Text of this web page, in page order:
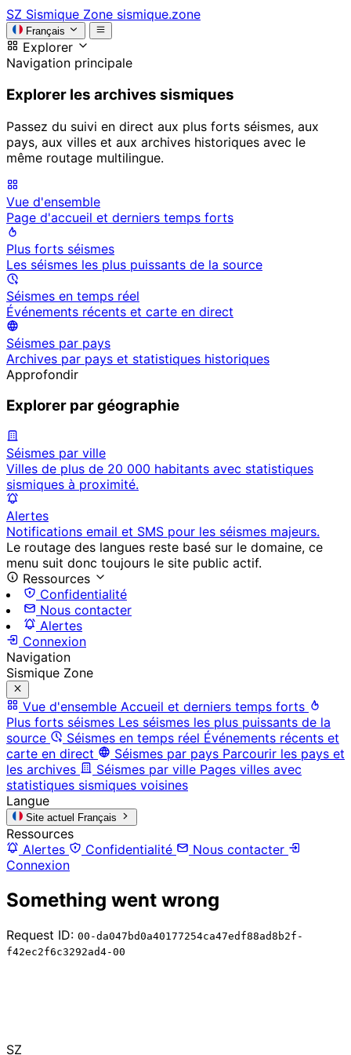
SZ Sismique Zone sismique.zone
Français
Explorer
Navigation principale
Explorer les archives sismiques
Passez du suivi en direct aux plus forts séismes, aux
pays, aux villes et aux archives historiques avec le
même routage multilingue.
Vue d'ensemble
Page d'accueil et derniers temps forts
Plus forts séismes
Les séismes les plus puissants de la source
Séismes en temps réel
Événements récents et carte en direct
Séismes par pays
Archives par pays et statistiques historiques
Approfondir
Explorer par géographie
Séismes par ville
Villes de plus de 20 000 habitants avec statistiques
sismiques à proximité.
Alertes
Notifications email et SMS pour les séismes majeurs.
Le routage des langues reste basé sur le domaine, ce
menu suit donc toujours le site public actif.
Ressources
Confidentialité
Nous contacter
Alertes
Connexion
Navigation
Sismique Zone
Vue d'ensemble Accueil et derniers temps forts
Plus forts séismes Les séismes les plus puissants de la
source
Séismes en temps réel Événements récents et
carte en direct
Séismes par pays Parcourir les pays et
les archives
Séismes par ville Pages villes avec
statistiques sismiques voisines
Langue
Site actuel Français
Ressources
Alertes
Confidentialité
Nous contacter
Connexion
Something went wrong
Request ID: 00-da047bd0a40177254ca47edf88ad8b2f-
f42ec2f6c3292ad4-00
SZ